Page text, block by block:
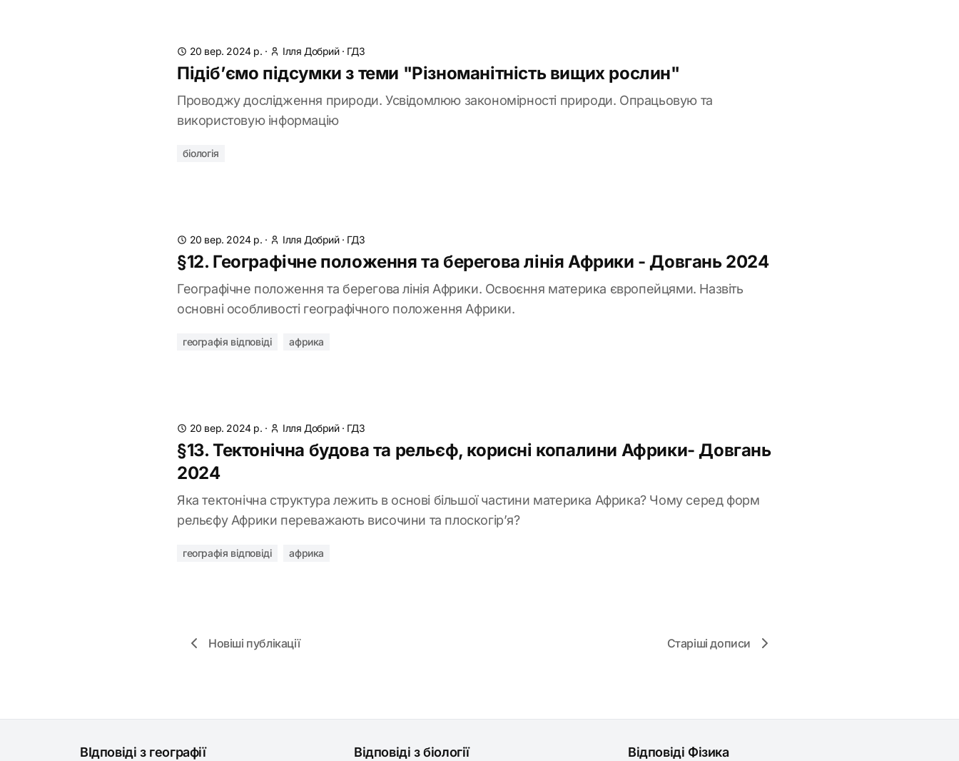
20 вер. 2024 р. · Ілля Добрий· ГДЗ
Підіб’ємо підсумки з теми "Різноманітність вищих рослин"
Проводжу дослідження природи. Усвідомлюю закономірності природи. Опрацьовую та
використовую інформацію
біологія
20 вер. 2024 р. · Ілля Добрий· ГДЗ
§12. Географічне положення та берегова лінія Африки - Довгань 2024
Географічне положення та берегова лінія Африки. Освоєння материка європейцями. Назвіть
основні особливості географічного положення Африки.
географія відповіді африка
20 вер. 2024 р. · Ілля Добрий· ГДЗ
§13. Тектонічна будова та рельєф, корисні копалини Африки- Довгань
2024
Яка тектонічна структура лежить в основі більшої частини материка Африка? Чому серед форм
рельєфу Африки переважають височини та плоскогір’я?
географія відповіді африка
Новіші публікації Старіші дописи
ВІдповіді з географії Відповіді з біології Відповіді Фізика